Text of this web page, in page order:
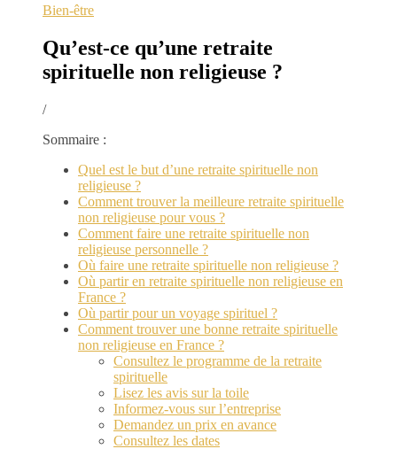
Bien-être
Qu’est-ce qu’une retraite
spirituelle non religieuse ?
/
Sommaire :
Quel est le but d’une retraite spirituelle non
religieuse ?
Comment trouver la meilleure retraite spirituelle
non religieuse pour vous ?
Comment faire une retraite spirituelle non
religieuse personnelle ?
Où faire une retraite spirituelle non religieuse ?
Où partir en retraite spirituelle non religieuse en
France ?
Où partir pour un voyage spirituel ?
Comment trouver une bonne retraite spirituelle
non religieuse en France ?
Consultez le programme de la retraite
spirituelle
Lisez les avis sur la toile
Informez-vous sur l’entreprise
Demandez un prix en avance
Consultez les dates